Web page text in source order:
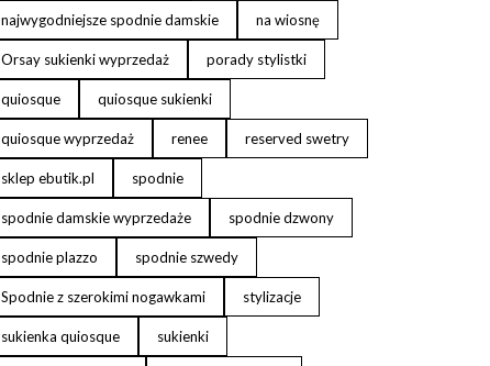
najwygodniejsze spodnie damskie na wiosnę
Orsay sukienki wyprzedaż porady stylistki
quiosque quiosque sukienki
quiosque wyprzedaż renee reserved swetry
sklep ebutik.pl spodnie
spodnie damskie wyprzedaże spodnie dzwony
spodnie plazzo spodnie szwedy
Spodnie z szerokimi nogawkami stylizacje
sukienka quiosque sukienki